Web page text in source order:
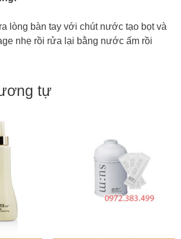
lòng bàn tay với chút nước tạo bọt và
nhẹ rồi rửa lại bằng nước ấm rồi
tự